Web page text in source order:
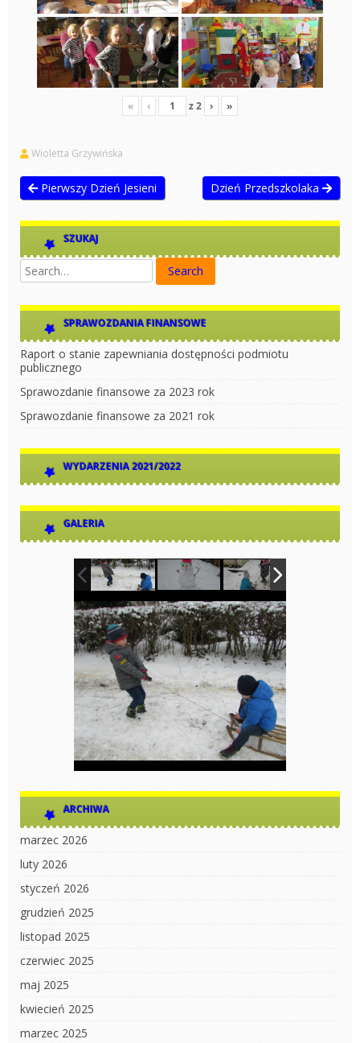
« ‹ z2 › »
Wioletta Grzywińska
Pierwszy Dzień Jesieni Dzień Przedszkolaka
SZUKAJ
SPRAWOZDANIA FINANSOWE
Raport o stanie zapewniania dostępności podmiotu
publicznego
Sprawozdanie finansowe za 2023 rok
Sprawozdanie finansowe za 2021 rok
WYDARZENIA 2021/2022
GALERIA
ARCHIWA
marzec 2026
luty 2026
styczeń 2026
grudzień 2025
listopad 2025
czerwiec 2025
maj 2025
kwiecień 2025
marzec 2025